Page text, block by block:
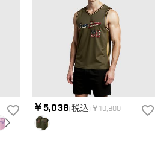
以上で無料になります。（一部離島や
継料が別途加算されます。）
時間 受注製作品のため、ご入金を確
す。大量生産品ではなく、一つ一つ手
作業時間は商品ページに記載しており
際にお選び頂いた「配送方法」の選択
異なります。詳細は
配送について
か？
、60日以内の未使用品の返品は可能で
返品は50%の返品手数料(材料費)が発
ャンセル/返品について
までご確認くだ
￥5,038(税込)￥10,800